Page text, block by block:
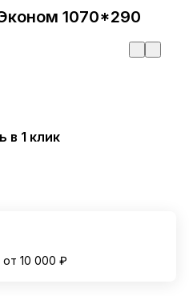
1070*290
в 1 клик
от 10 000 ₽